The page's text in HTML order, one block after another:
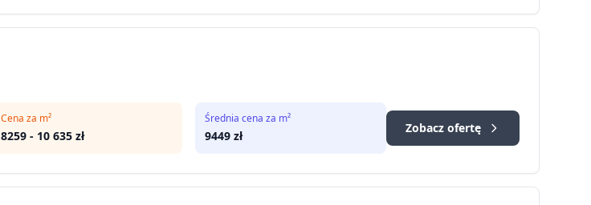
Cena za m²
8259 - 10 635 zł
Średnia cena za m²
9449 zł
Zobacz ofertę